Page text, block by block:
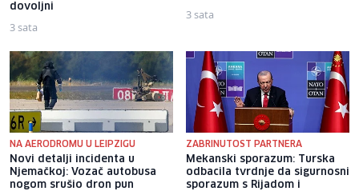
dovoljni
3 sata
3 sata
NA AERODROMU U LEIPZIGU
Novi detalji incidenta u
Njemačkoj: Vozač autobusa
nogom srušio dron pun
ZABRINUTOST PARTNERA
Mekanski sporazum: Turska
odbacila tvrdnje da sigurnosni
sporazum s Rijadom i